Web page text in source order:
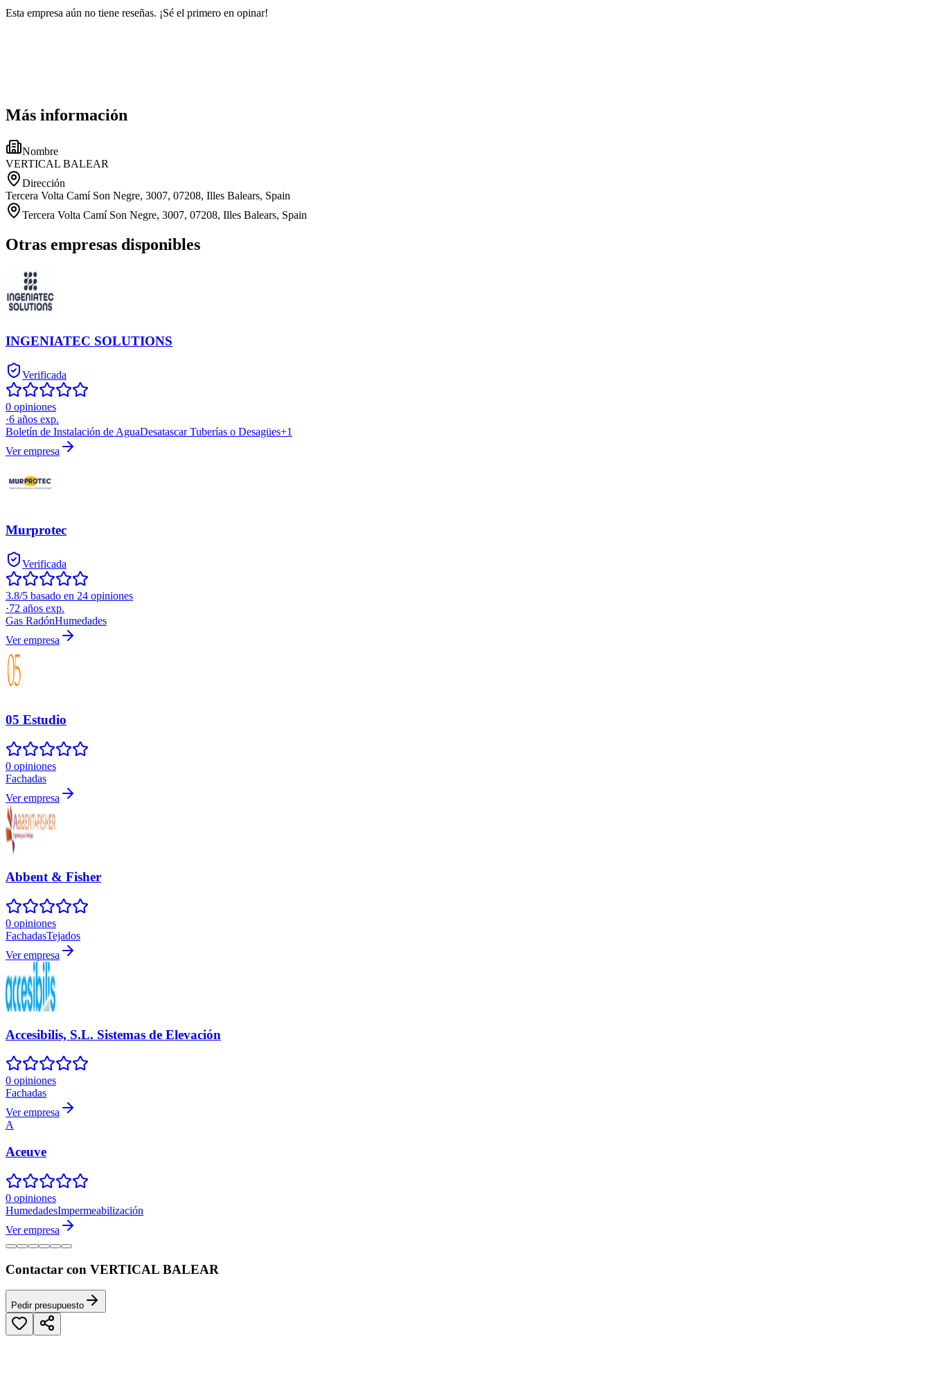
Esta empresa aún no tiene reseñas. ¡Sé el primero en opinar!
Más información
Nombre
VERTICAL BALEAR
Dirección
Tercera Volta Camí Son Negre, 3007, 07208, Illes Balears, Spain
Tercera Volta Camí Son Negre, 3007, 07208, Illes Balears, Spain
Otras empresas disponibles
INGENIATEC SOLUTIONS
Verificada
0 opiniones
·6 años exp.
Boletín de Instalación de AguaDesatascar Tuberías o Desagües+1
Ver empresa
Murprotec
Verificada
3.8/5 basado en 24 opiniones
·72 años exp.
Gas RadónHumedades
Ver empresa
05 Estudio
0 opiniones
Fachadas
Ver empresa
Abbent & Fisher
0 opiniones
FachadasTejados
Ver empresa
Accesibilis, S.L. Sistemas de Elevación
0 opiniones
Fachadas
Ver empresa
A
Aceuve
0 opiniones
HumedadesImpermeabilización
Ver empresa
Contactar con VERTICAL BALEAR
Pedir presupuesto